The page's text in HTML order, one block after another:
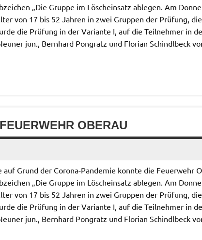
„Die Gruppe im Löscheinsatz ablegen. Am
von 17 bis 52 Jahren in zwei Gruppen der Prüfung,
die Prüfung in der Variante I, auf die Teilnehmer in
jun., Bernhard Pongratz und Florian Schindlbeck
OBERAU
auf Grund der Corona-Pandemie konnte die Feuerwehr
„Die Gruppe im Löscheinsatz ablegen. Am
von 17 bis 52 Jahren in zwei Gruppen der Prüfung,
die Prüfung in der Variante I, auf die Teilnehmer in
jun., Bernhard Pongratz und Florian Schindlbeck